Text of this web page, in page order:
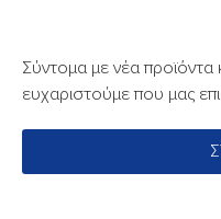
Σύντομα με νέα προϊόντα
ευχαριστούμε που μας